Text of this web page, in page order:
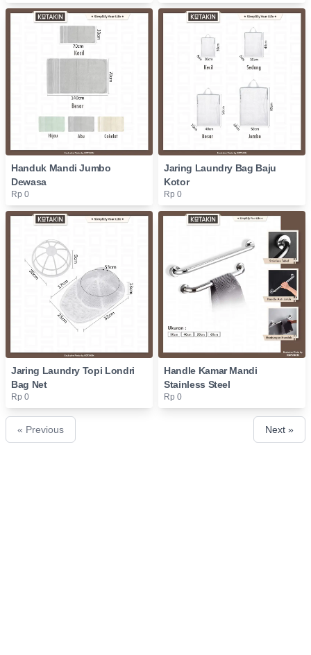
Handuk Mandi Jumbo
Dewasa
Rp 0
Jaring Laundry Bag Baju
Kotor
Rp 0
Jaring Laundry Topi Londri
Bag Net
Rp 0
Handle Kamar Mandi
Stainless Steel
Rp 0
« Previous Next »